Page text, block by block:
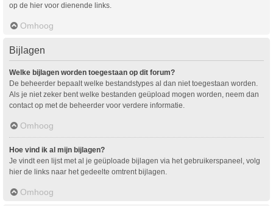
op de hier voor dienende links.
Omhoog
Bijlagen
Welke bijlagen worden toegestaan op dit forum?
De beheerder bepaalt welke bestandstypes al dan niet toegestaan worden.
Als je niet zeker bent welke bestanden geüpload mogen worden, neem dan
contact op met de beheerder voor verdere informatie.
Omhoog
Hoe vind ik al mijn bijlagen?
Je vindt een lijst met al je geüploade bijlagen via het gebruikerspaneel, volg
hier de links naar het gedeelte omtrent bijlagen.
Omhoog